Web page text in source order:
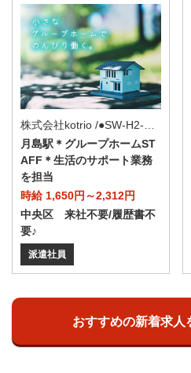
月島駅＊グループホームST
AFF＊生活のサポート業務
を担当
時給 1,650円～2,312円
中央区 来社不要/履歴書不
要♪
派遣社員
おすすめの新着求人